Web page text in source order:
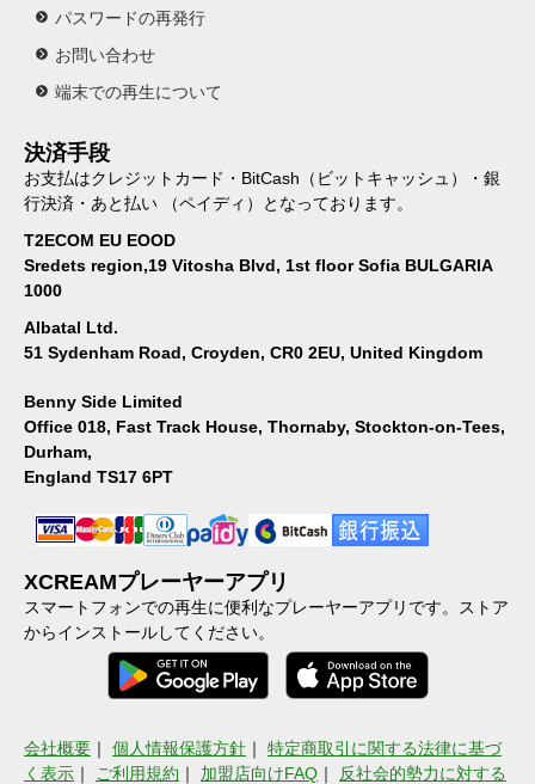
パスワードの再発行
お問い合わせ
端末での再生について
決済手段
お支払はクレジットカード・BitCash（ビットキャッシュ）・銀
行決済・あと払い （ペイディ）となっております。
T2ECOM EU EOOD
Sredets region,19 Vitosha Blvd, 1st floor Sofia BULGARIA
1000
Albatal Ltd.
51 Sydenham Road, Croyden, CR0 2EU, United Kingdom
Benny Side Limited
Office 018, Fast Track House, Thornaby, Stockton-on-Tees,
Durham,
England TS17 6PT
XCREAMプレーヤーアプリ
スマートフォンでの再生に便利なプレーヤーアプリです。ストア
からインストールしてください。
会社概要 ｜ 個人情報保護方針 ｜ 特定商取引に関する法律に基づ
く表示 ｜ ご利用規約 ｜ 加盟店向けFAQ ｜ 反社会的勢力に対する